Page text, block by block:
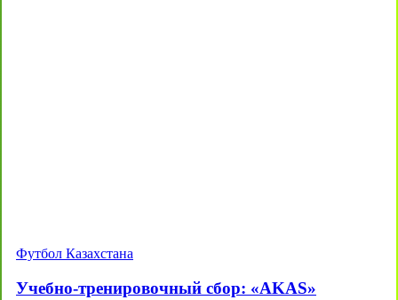
Футбол Казахстана
Учебно-тренировочный сбор: «AKAS»